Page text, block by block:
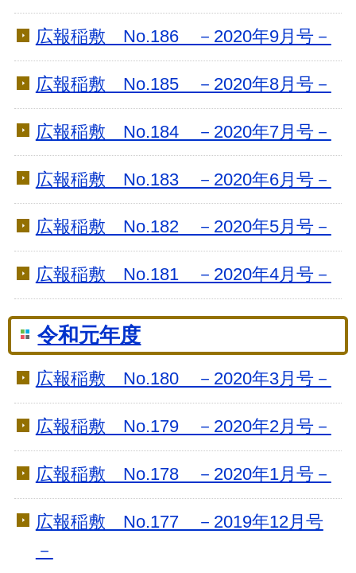
広報稲敷 No.186 －2020年9月号－
広報稲敷 No.185 －2020年8月号－
広報稲敷 No.184 －2020年7月号－
広報稲敷 No.183 －2020年6月号－
広報稲敷 No.182 －2020年5月号－
広報稲敷 No.181 －2020年4月号－
令和元年度
広報稲敷 No.180 －2020年3月号－
広報稲敷 No.179 －2020年2月号－
広報稲敷 No.178 －2020年1月号－
広報稲敷 No.177 －2019年12月号
－